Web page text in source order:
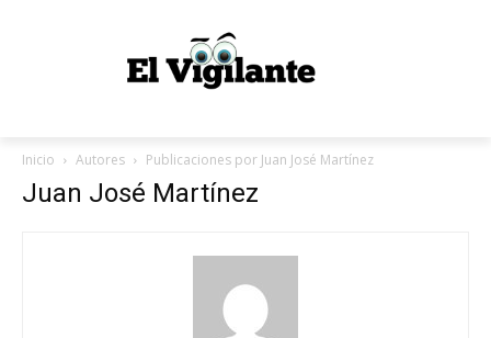
Inicio Autores Publicaciones por Juan José Martínez
Juan José Martínez